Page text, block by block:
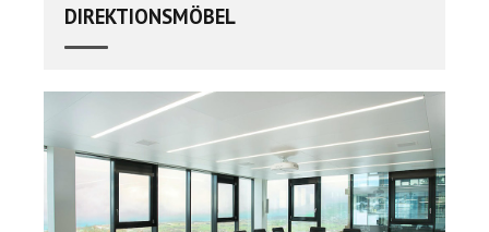
DIREKTIONSMÖBEL